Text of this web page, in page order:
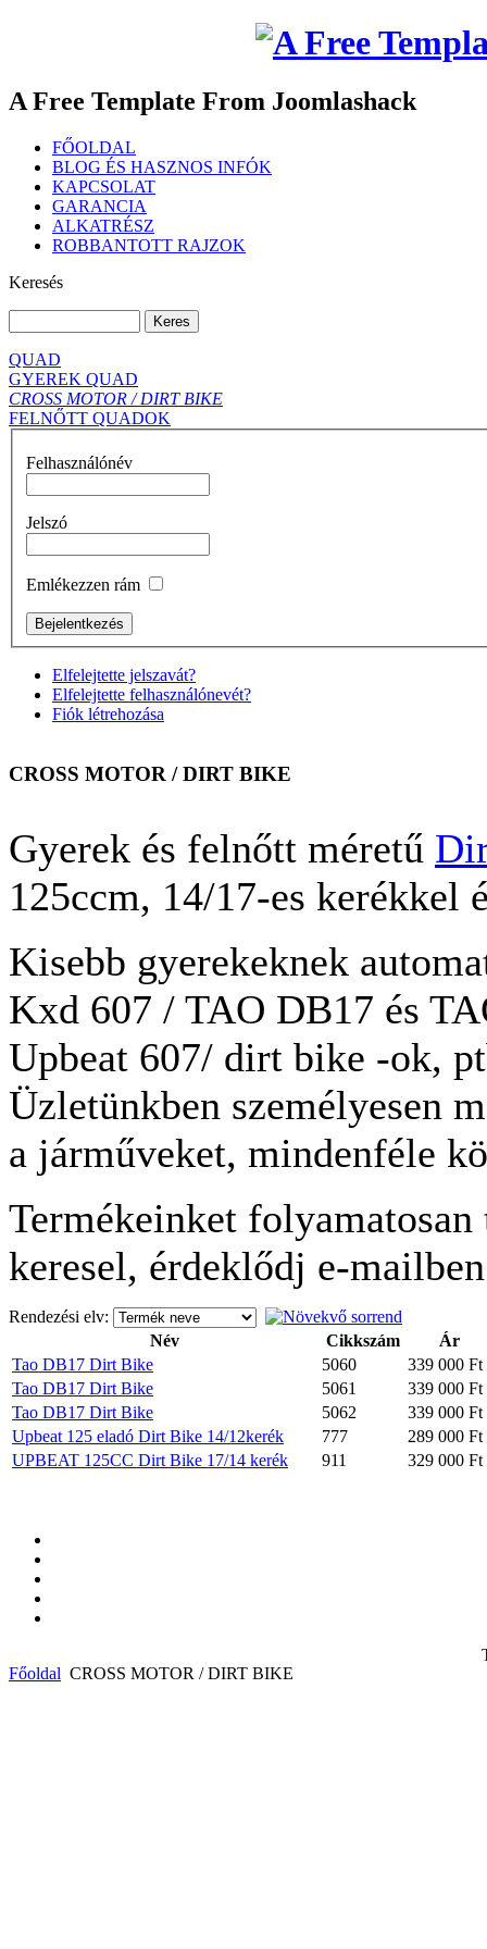
A Free Template From Joomlashack
FŐOLDAL
BLOG ÉS HASZNOS INFÓK
KAPCSOLAT
GARANCIA
ALKATRÉSZ
ROBBANTOTT RAJZOK
Keresés
QUAD
GYEREK QUAD
CROSS MOTOR / DIRT BIKE
FELNŐTT QUADOK
Felhasználónév
Jelszó
Emlékezzen rám
Elfelejtette jelszavát?
Elfelejtette felhasználónevét?
Fiók létrehozása
CROSS MOTOR / DIRT BIKE
Gyerek és felnőtt méretű
125ccm, 14/17-es kerékkel
Kisebb gyerekeknek
Kxd 607 / TAO DB17 és
Upbeat 607/ dirt bike -ok,
Üzletünkben személyesen
a járműveket, mindenféle
Termékeinket
keresel, érdeklődj e-
Rendezési elv:
Név
Cikkszám
Ár
Tao DB17 Dirt Bike
5060
339 000 Ft
Tao DB17 Dirt Bike
5061
339 000 Ft
Tao DB17 Dirt Bike
5062
339 000 Ft
Upbeat 125 eladó Dirt Bike 14/12kerék
777
289 000 Ft
UPBEAT 125CC Dirt Bike 17/14 kerék
911 329 000 Ft
Főoldal CROSS MOTOR / DIRT BIKE